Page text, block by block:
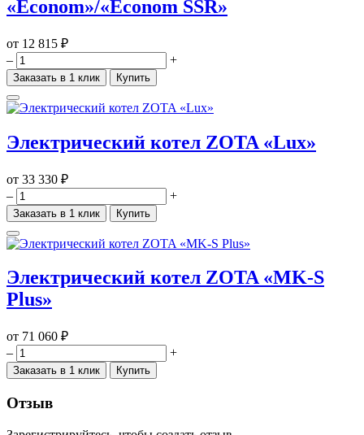
«Econom»/«Econom SSR»
от 12 815 ₽
–
+
Заказать в 1 клик Купить
Электрический котел ZOTA «Lux»
от 33 330 ₽
–
+
Заказать в 1 клик Купить
Электрический котел ZOTA «MK-S
Plus»
от 71 060 ₽
–
+
Заказать в 1 клик Купить
Отзыв